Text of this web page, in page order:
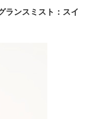
ランスミスト：スイ